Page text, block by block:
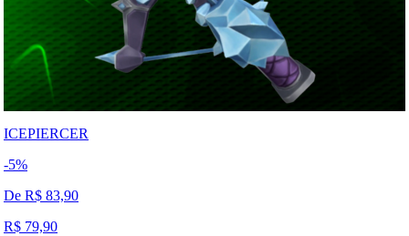
ICEPIERCER
-5%
De R$ 83,90
R$ 79,90